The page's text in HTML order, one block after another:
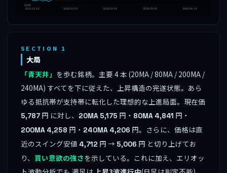
3,106
2025-12-18
2026-02-03 2026-03-19 2026-05-07 2026-06-18
SECTION 1
大局
「青天井」 を歩む銘柄。主要 4 本 (20MA / 80MA / 200MA /
240MA) すべてを下に従えた、上昇構造の完遂状態。あら
ゆる抵抗帯が支持帯に転化した理想的な上進局面。現在価
5,787 円 に対し、 20MA 5,175 円・ 80MA 4,841 円・
200MA 4,258 円・ 240MA 4,206 円。さらに、価格は直
近のスイング安値 4,712 円 → 5,006 円 と切り上げてお
り、 買い意欲の強さを示している。これに加え、エリオッ